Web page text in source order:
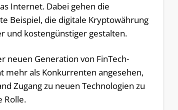
Internet. Dabei gehen die
Beispiel, die digitale Kryptowährung
und kostengünstiger gestalten.
neuen Generation von FinTech-
mehr als Konkurrenten angesehen,
Zugang zu neuen Technologien zu
Rolle.